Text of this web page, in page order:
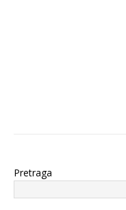
Pretraga